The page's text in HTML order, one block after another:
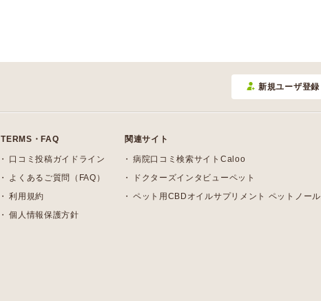
新規ユーザ登録
TERMS・FAQ
口コミ投稿ガイドライン
よくあるご質問（FAQ）
利用規約
個人情報保護方針
関連サイト
病院口コミ検索サイトCaloo
ドクターズインタビューペット
ペット用CBDオイルサプリメント ペットノール